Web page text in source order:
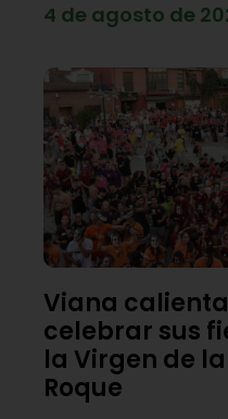
4 de agosto de
Viana
celebrar sus
la Virgen de
Roque